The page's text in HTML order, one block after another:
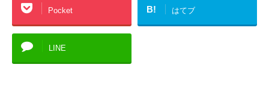
Pocket B! はてブ
LINE